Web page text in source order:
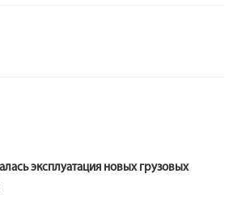
эксплуатация новых грузовых